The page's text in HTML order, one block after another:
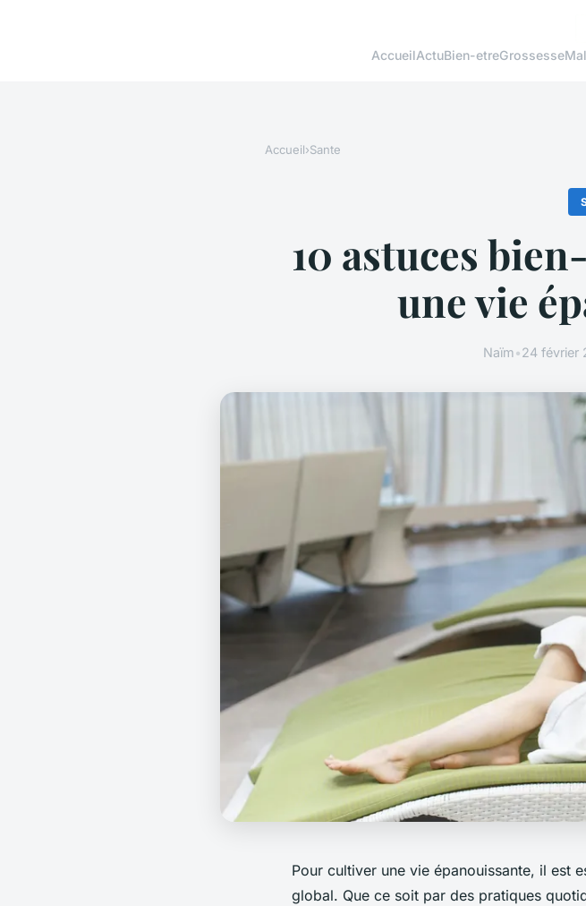
AccueilActuBien-etreGrossesse
Accueil›Sante
10 astuces
une vie
Naïm•24 février
Pour cultiver une vie épanouissante, il est
global. Que ce soit par des pratiques